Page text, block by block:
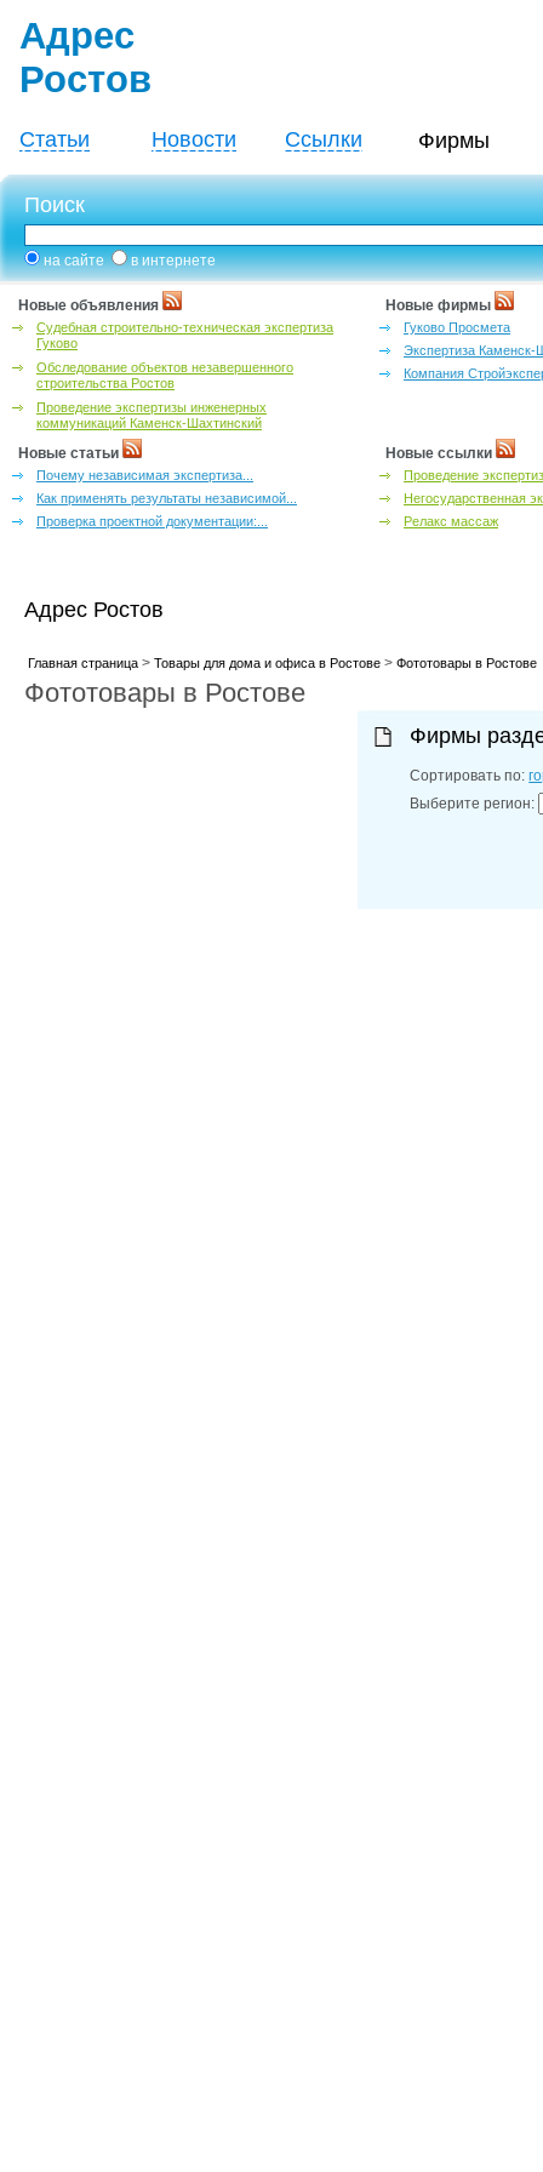
Адрес
Ростов
Статьи Новости Ссылки Фирмы
Поиск
на сайте в интернете
Новые объявления
Судебная строительно-техническая экспертиза
Гуково
Обследование объектов незавершенного
строительства Ростов
Проведение экспертизы инженерных
коммуникаций Каменск-Шахтинский
Новые фирмы
Гуково Просмета
Экспертиза Каменск-
Компания
Новые статьи
Почему независимая экспертиза...
Как применять результаты независимой...
Проверка проектной документации:...
Новые ссылки
Проведение
Негосударственная
Релакс массаж
Адрес Ростов
Главная страница> Товары для дома и офиса в Ростове> Фототовары в Ростове
Фототовары в Ростове
Фирмы
Сортировать по:
Выберите регион: